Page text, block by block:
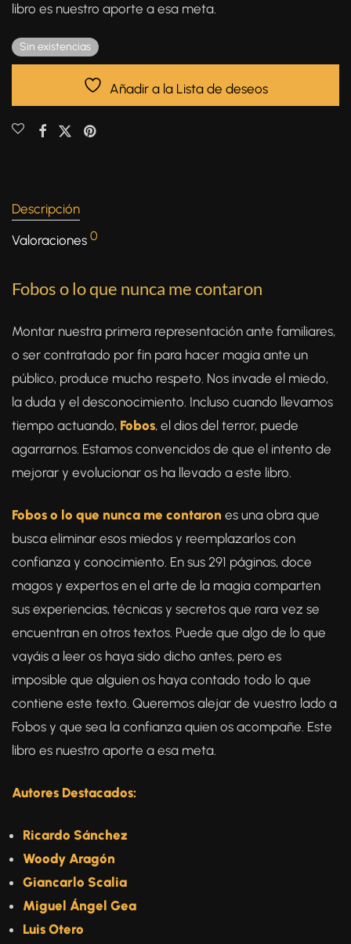
libro es nuestro aporte a esa meta.
Sin existencias
Añadir a la Lista de deseos
Descripción
Valoraciones 0
Fobos o lo que nunca me contaron
Montar nuestra primera representación ante familiares,
o ser contratado por fin para hacer magia ante un
público, produce mucho respeto. Nos invade el miedo,
la duda y el desconocimiento. Incluso cuando llevamos
tiempo actuando, Fobos, el dios del terror, puede
agarrarnos. Estamos convencidos de que el intento de
mejorar y evolucionar os ha llevado a este libro.
Fobos o lo que nunca me contaron es una obra que
busca eliminar esos miedos y reemplazarlos con
confianza y conocimiento. En sus 291 páginas, doce
magos y expertos en el arte de la magia comparten
sus experiencias, técnicas y secretos que rara vez se
encuentran en otros textos. Puede que algo de lo que
vayáis a leer os haya sido dicho antes, pero es
imposible que alguien os haya contado todo lo que
contiene este texto. Queremos alejar de vuestro lado a
Fobos y que sea la confianza quien os acompañe. Este
libro es nuestro aporte a esa meta.
Autores Destacados:
Ricardo Sánchez
Woody Aragón
Giancarlo Scalia
Miguel Ángel Gea
Luis Otero